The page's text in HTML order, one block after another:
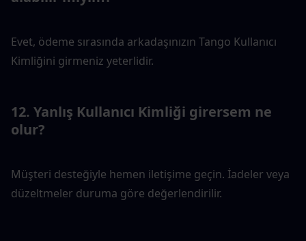
Evet, ödeme sırasında arkadaşınızın Tango Kullanıcı
Kimliğini girmeniz yeterlidir.
12. Yanlış Kullanıcı Kimliği girersem ne
olur?
Müşteri desteğiyle hemen iletişime geçin. İadeler veya
düzeltmeler duruma göre değerlendirilir.